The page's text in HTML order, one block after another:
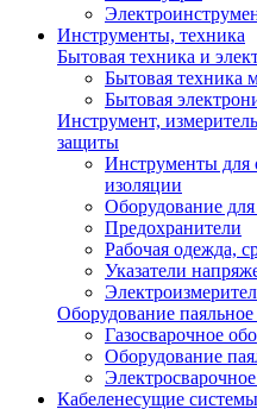
Инструменты, техника
Бытовая техника и
Бытовая техника
Бытовая
Инструмент,
защиты
Инструменты для
изоляции
Оборудование
Предохранители
Рабочая одежда,
Указатели
Оборудование
Газосварочное
Оборудование
Кабеленесущие системы